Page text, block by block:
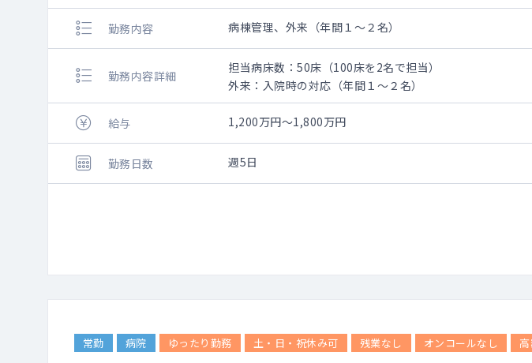
勤務内容 病棟管理、外来（年間１～２名）
勤務内容詳細
担当病床数：50床（100床を2名で担当）
外来：入院時の対応（年間１～２名）
給与 1,200万円～1,800万円
勤務日数 週5日
常勤 病院 ゆったり勤務 土・日・祝休み可 残業なし オンコールなし